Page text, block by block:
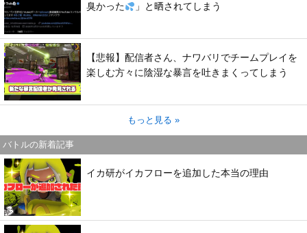
臭かった
」と晒されてしまう
【悲報】配信者さん、ナワバリでチームプレイを
楽しむ方々に陰湿な暴言を吐きまくってしまう
もっと見る »
バトルの新着記事
イカ研がイカフローを追加した本当の理由